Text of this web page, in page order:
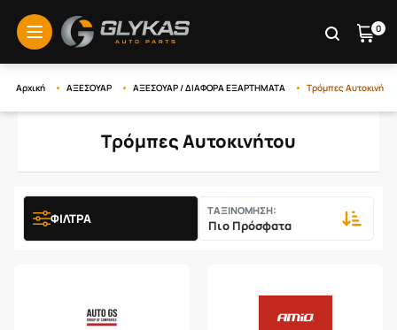
menu
0
Αρχική ΑΞΕΣΟΥΑΡ ΑΞΕΣΟΥΑΡ / ΔΙΑΦΟΡΑ ΕΞΑΡΤΗΜΑΤΑ Τρόμπες
Τρόμπες Αυτοκινήτου
ΤΑΞΙΝΟΜΗΣΗ:
ΦΙΛΤΡΑ